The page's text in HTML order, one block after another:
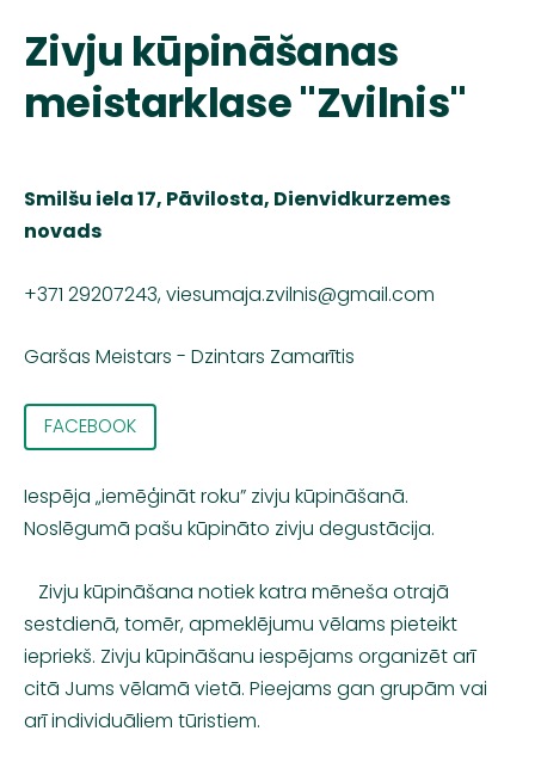
Zivju kūpināšanas
meistarklase "Zvilnis"
Smilšu iela 17, Pāvilosta, Dienvidkurzemes
novads
+371 29207243,viesumaja.zvilnis@gmail.com
Garšas Meistars - Dzintars Zamarītis
FACEBOOK
Iespēja „iemēģināt roku” zivju kūpināšanā.
Noslēgumā pašu kūpināto zivju degustācija.
Zivju kūpināšana notiek katra mēneša otrajā
sestdienā, tomēr, apmeklējumu vēlams pieteikt
iepriekš. Zivju kūpināšanu iespējams organizēt arī
citā Jums vēlamā vietā. Pieejams gan grupām vai
arī individuāliem tūristiem.